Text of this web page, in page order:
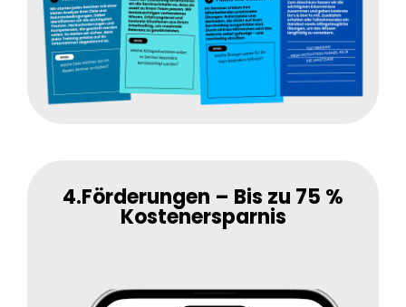
4.Förderungen – Bis zu 75 %
Kostenersparnis